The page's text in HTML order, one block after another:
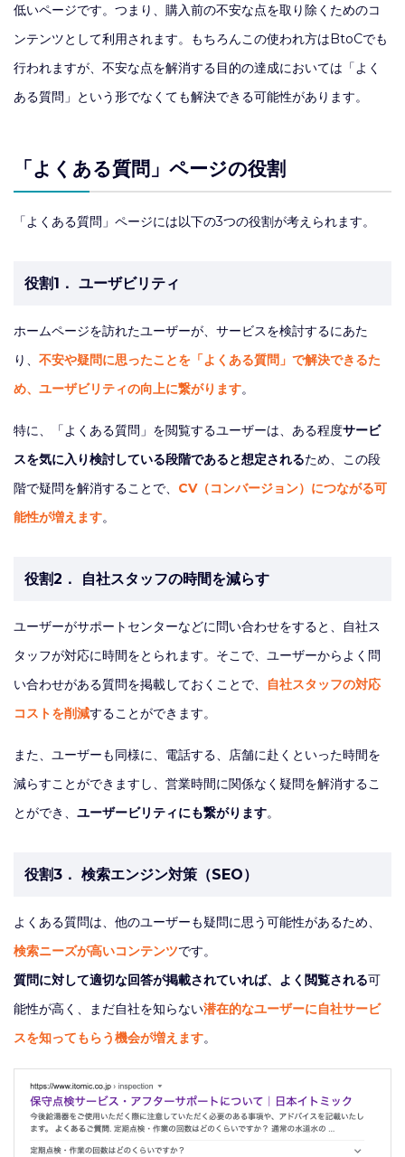
低いページです。つまり、購入前の不安な点を取り除くためのコ
ンテンツとして利用されます。もちろんこの使われ方はBtoCでも
行われますが、不安な点を解消する目的の達成においては「よく
ある質問」という形でなくても解決できる可能性があります。
「よくある質問」ページの役割
「よくある質問」ページには以下の3つの役割が考えられます。
役割1． ユーザビリティ
ホームページを訪れたユーザーが、サービスを検討するにあた
り、 不安や疑問に思ったことを「よくある質問」で解決できるた
め、ユーザビリティの向上に繋がります。
特に、「よくある質問」を閲覧するユーザーは、ある程度サービ
スを気に入り検討している段階であると想定されるため、この段
階で疑問を解消することで、 CV（コンバージョン）につながる可
能性が増えます。
役割2． 自社スタッフの時間を減らす
ユーザーがサポートセンターなどに問い合わせをすると、自社ス
タッフが対応に時間をとられます。そこで、ユーザーからよく問
い合わせがある質問を掲載しておくことで、
自社スタッフの対応
コストを削減することができます。
また、ユーザーも同様に、電話する、店舗に赴くといった時間を
減らすことができますし、営業時間に関係なく疑問を解消するこ
とができ、 ユーザービリティにも繋がります。
役割3． 検索エンジン対策（SEO）
よくある質問は、他のユーザーも疑問に思う可能性があるため、
検索ニーズが高いコンテンツです。
質問に対して適切な回答が掲載されていれば、よく閲覧される可
能性が高く、まだ自社を知らない潜在的なユーザーに自社サービ
スを知ってもらう機会が増えます。